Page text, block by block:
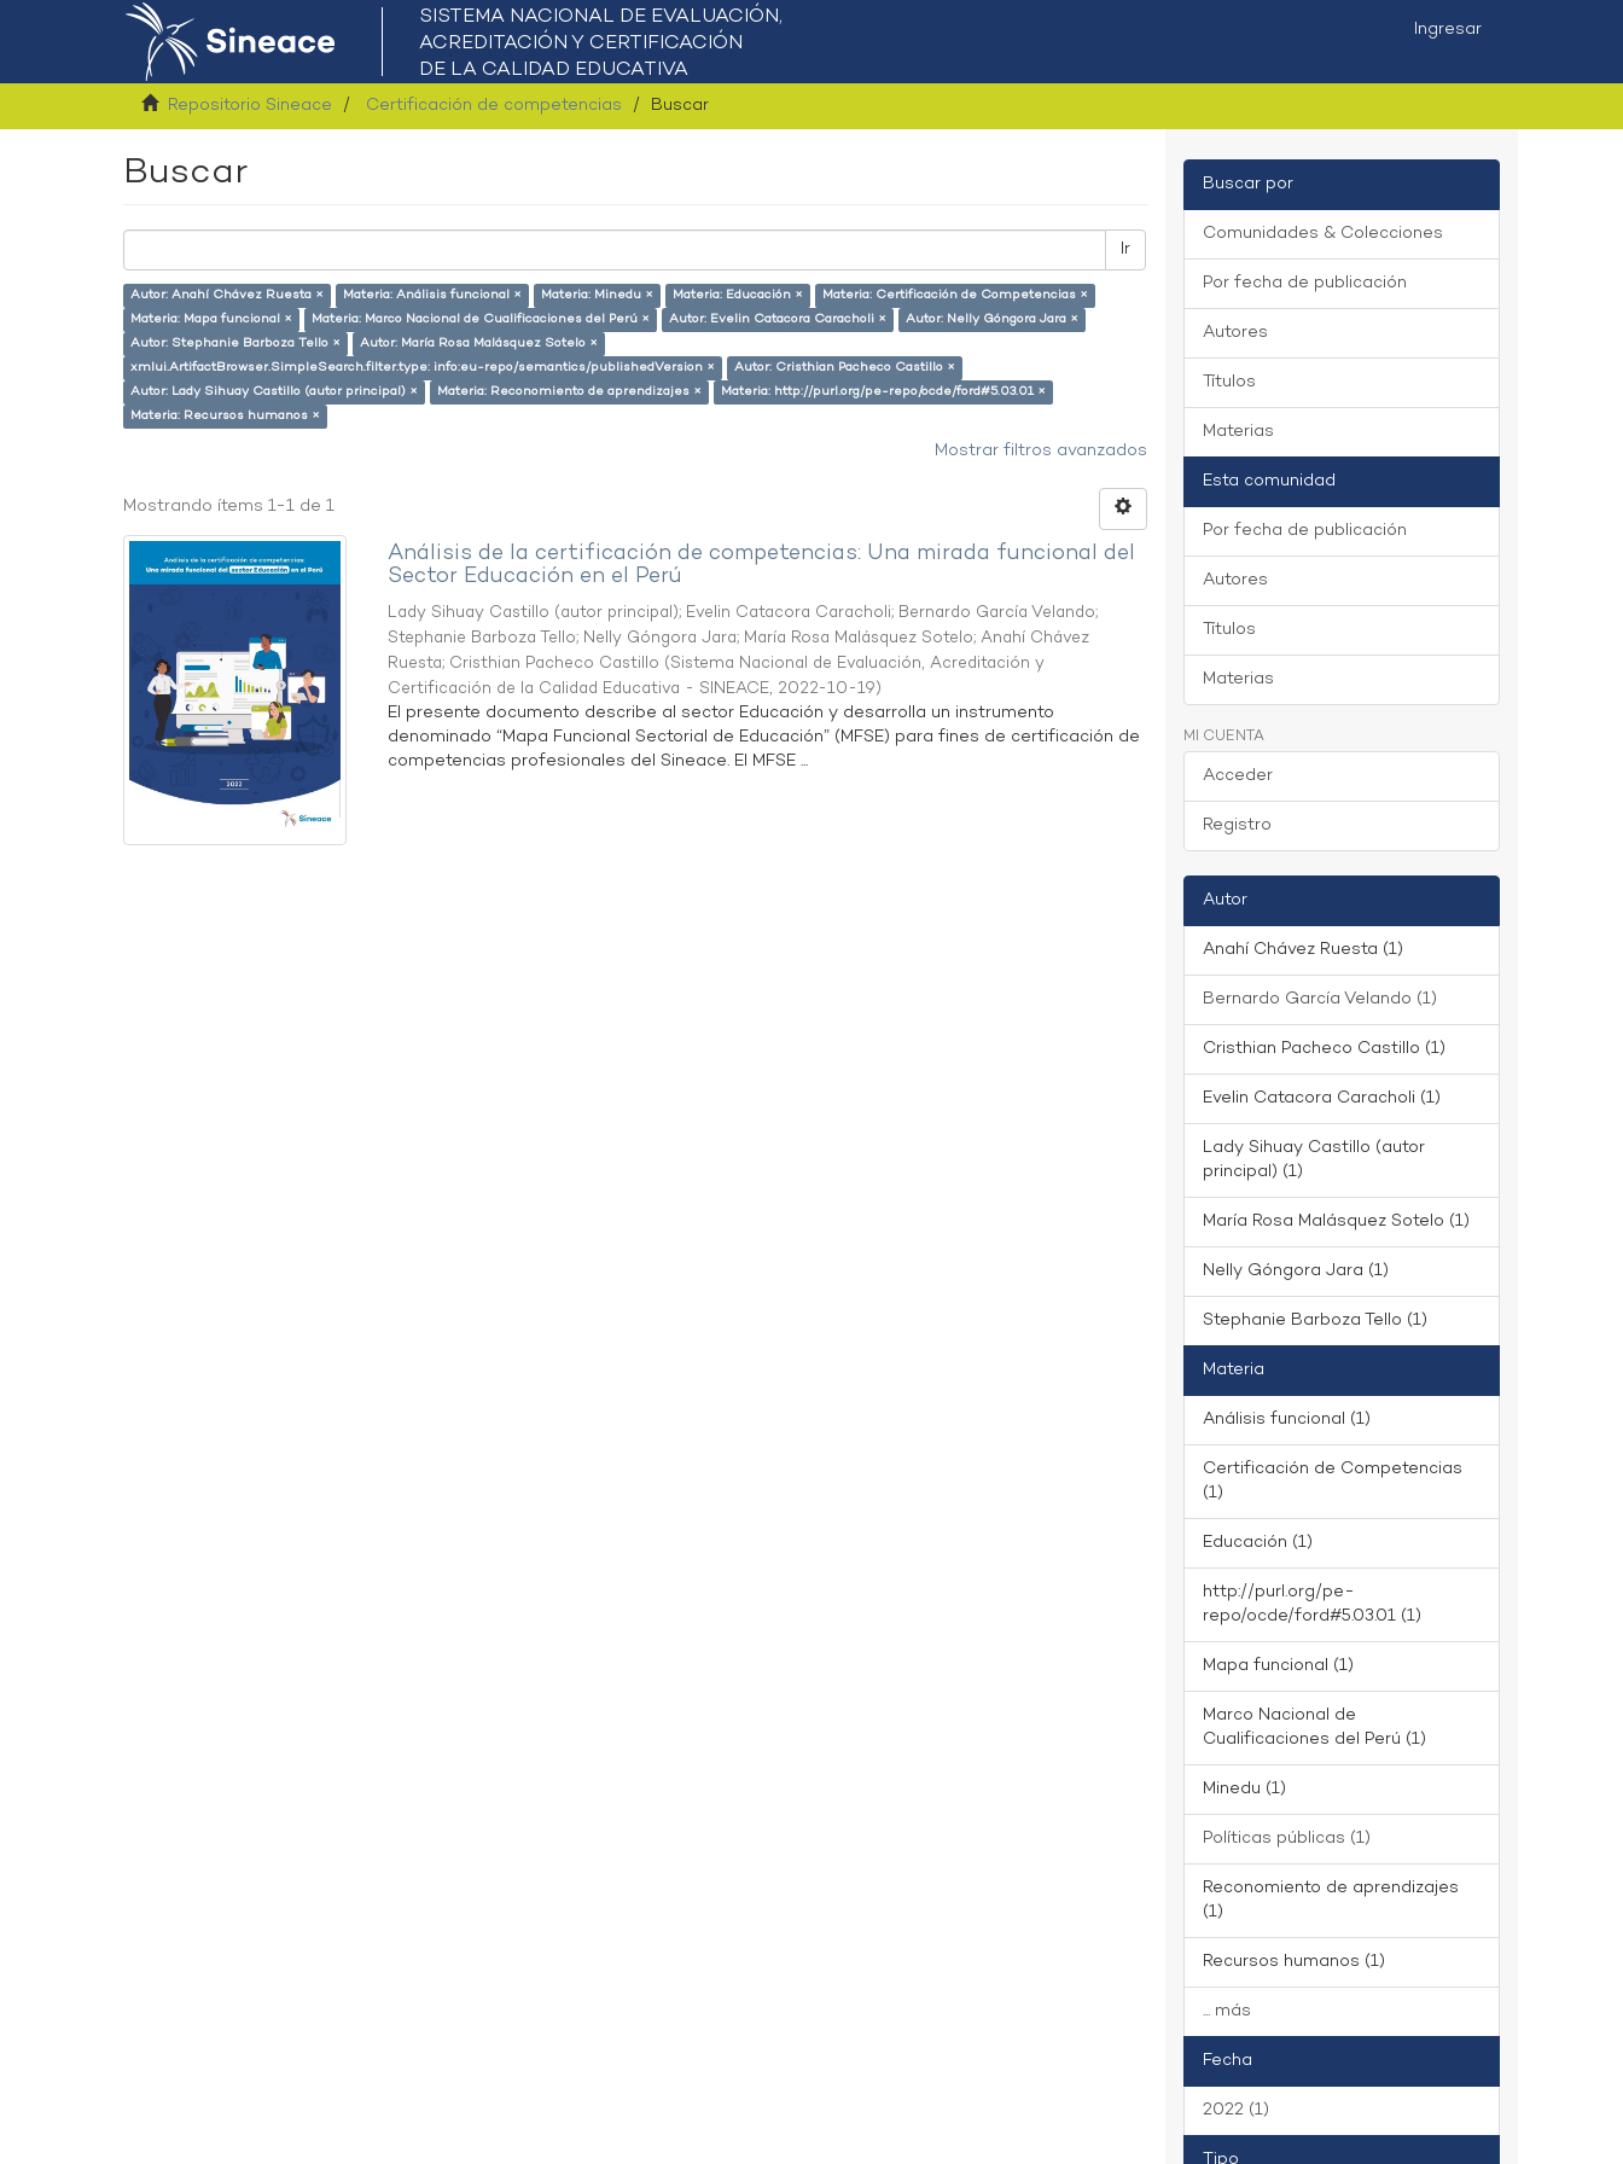
Ingresar
Repositorio Sineace Certificación de competencias Buscar
Buscar
Ir
Autor: Anahí Chávez Ruesta × Materia: Análisis funcional × Materia: Minedu × Materia: Educación ×
Materia: Certificación de Competencias ×
Materia: Mapa funcional ×
Materia: Marco Nacional de Cualificaciones del Perú × Autor: Evelin Catacora Caracholi ×
Autor: Nelly Góngora Jara ×
Autor: Stephanie Barboza Tello ×
Autor: María Rosa Malásquez Sotelo ×
xmlui.ArtifactBrowser.SimpleSearch.filter.type: info:eu-repo/semantics/publishedVersion ×
Autor: Cristhian Pacheco Castillo ×
Autor: Lady Sihuay Castillo (autor principal) ×
Materia: Reconomiento de aprendizajes ×
Materia: http://purl.org/pe-repo/ocde/ford#5.03.01 ×
Materia: Recursos humanos ×
Mostrar filtros avanzados
Mostrando ítems 1-1 de 1
Análisis de la certificación de competencias: Una mirada funcional del
Sector Educación en el Perú
Lady Sihuay Castillo (autor principal); Evelin Catacora Caracholi; Bernardo García Velando;
Stephanie Barboza Tello; Nelly Góngora Jara; María Rosa Malásquez Sotelo;Anahí Chávez
Ruesta; Cristhian Pacheco Castillo (Sistema Nacional de Evaluación, Acreditación y
Certificación de la Calidad Educativa - SINEACE, 2022-10-19)
El presente documento describe al sector Educación y desarrolla un instrumento
denominado “Mapa Funcional Sectorial de Educación” (MFSE) para fines de certificación de
competencias profesionales del Sineace. El MFSE ...
Buscar por
Comunidades & Colecciones
Por fecha de publicación
Autores
Títulos
Materias
Esta comunidad
Por fecha de publicación
Autores
Títulos
Materias
MI CUENTA
Acceder
Registro
Autor
Anahí Chávez Ruesta (1)
Bernardo García Velando (1)
Cristhian Pacheco Castillo (1)
Evelin Catacora Caracholi (1)
Lady Sihuay Castillo (autor
principal) (1)
María Rosa Malásquez Sotelo (1)
Nelly Góngora Jara (1)
Stephanie Barboza Tello (1)
Materia
Análisis funcional (1)
Certificación de Competencias
(1)
Educación (1)
http://purl.org/pe-
repo/ocde/ford#5.03.01 (1)
Mapa funcional (1)
Marco Nacional de
Cualificaciones del Perú (1)
Minedu (1)
Políticas públicas (1)
Reconomiento de aprendizajes
(1)
Recursos humanos (1)
... más
Fecha
2022 (1)